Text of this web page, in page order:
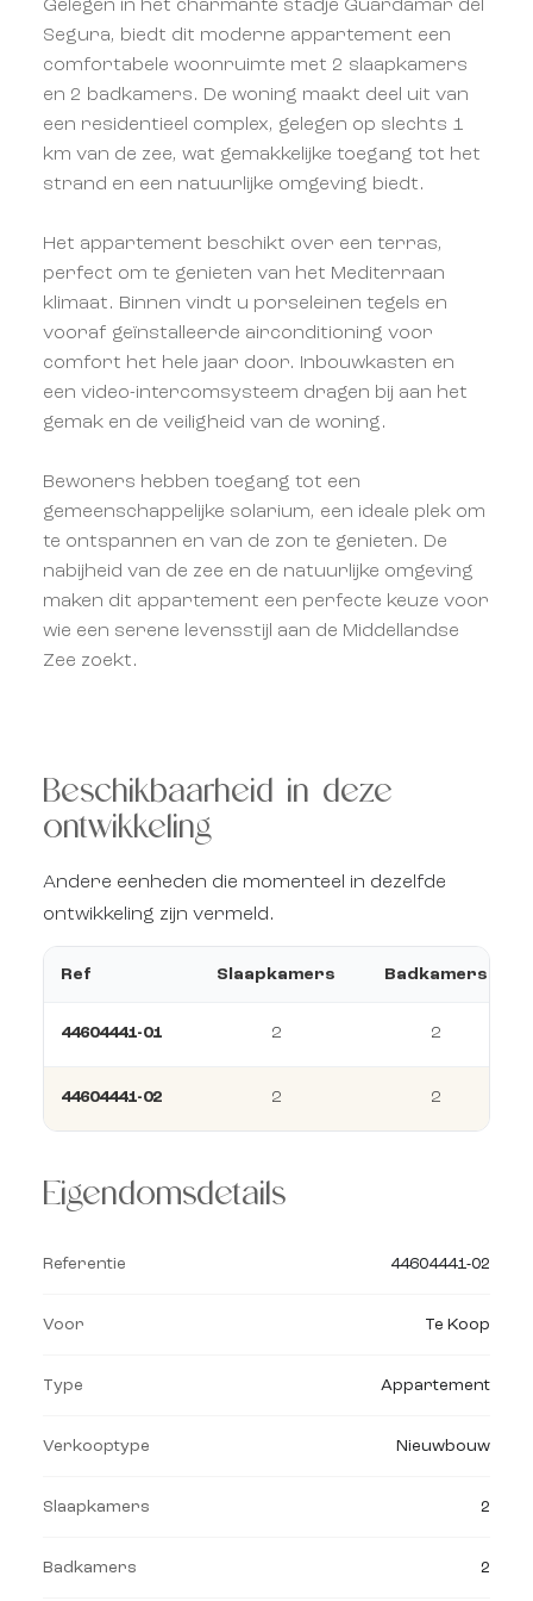
Gelegen in het charmante stadje Guardamar del
Segura, biedt dit moderne appartement een
comfortabele woonruimte met 2 slaapkamers
en 2 badkamers. De woning maakt deel uit van
een residentieel complex, gelegen op slechts 1
km van de zee, wat gemakkelijke toegang tot het
strand en een natuurlijke omgeving biedt.
Het appartement beschikt over een terras,
perfect om te genieten van het Mediterraan
klimaat. Binnen vindt u porseleinen tegels en
vooraf geïnstalleerde airconditioning voor
comfort het hele jaar door. Inbouwkasten en
een video-intercomsysteem dragen bij aan het
gemak en de veiligheid van de woning.
Bewoners hebben toegang tot een
gemeenschappelijke solarium, een ideale plek om
te ontspannen en van de zon te genieten. De
nabijheid van de zee en de natuurlijke omgeving
maken dit appartement een perfecte keuze voor
wie een serene levensstijl aan de Middellandse
Zee zoekt.
Beschikbaarheid in deze
ontwikkeling
Andere eenheden die momenteel in dezelfde
ontwikkeling zijn vermeld.
Ref Slaapkamers Badkamers
44604441-01 2 2
44604441-02 2 2
Eigendomsdetails
Referentie 44604441-02
Voor Te Koop
Type Appartement
Verkooptype Nieuwbouw
Slaapkamers 2
Badkamers 2